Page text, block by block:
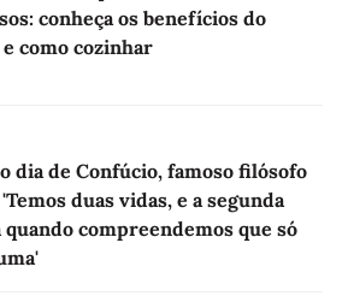
conheça os benefícios do
como cozinhar
dia de Confúcio, famoso filósofo
duas vidas, e a segunda
quando compreendemos que só